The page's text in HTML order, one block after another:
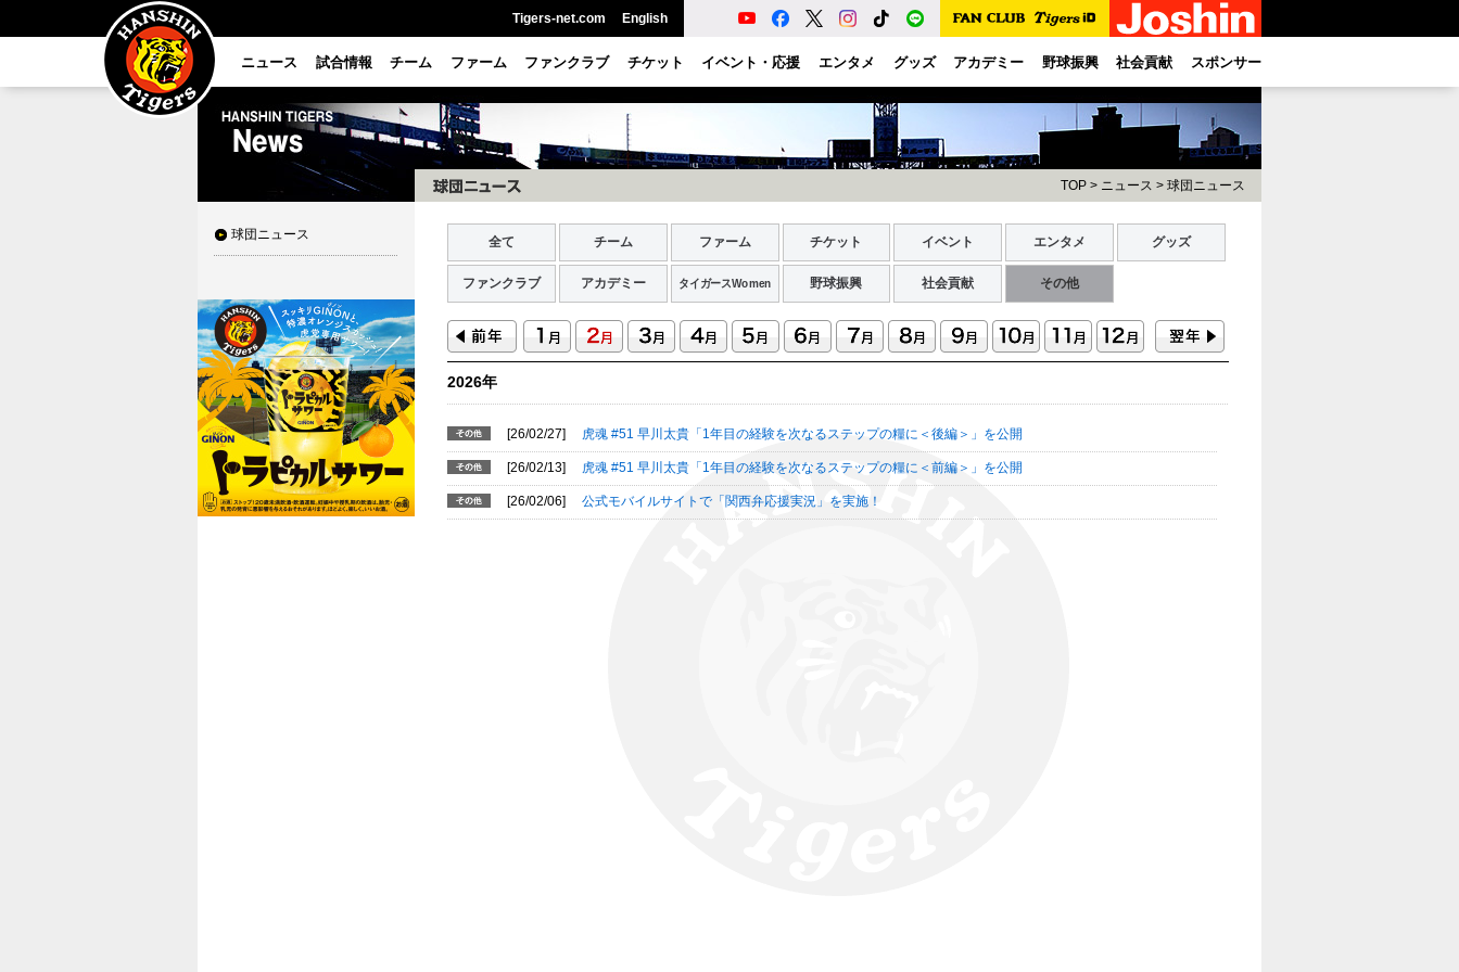
Tigers-net.com English
ニュース 試合情報 チーム ファーム ファンクラブ チケット イベント・応援 エンタメ グッズ アカデミー 野球振興 社会貢献 スポンサー
球団ニュース
TOP > ニュース > 球団ニュース
全て チーム ファーム チケット イベント エンタメ グッズ
ファンクラブ アカデミー タイガースWomen 野球振興 社会貢献 その他
2026年
[26/02/27] 虎魂 #51 早川太貴「1年目の経験を次なるステップの糧に＜後編＞」を公開
[26/02/13] 虎魂 #51 早川太貴「1年目の経験を次なるステップの糧に＜前編＞」を公開
[26/02/06] 公式モバイルサイトで「関西弁応援実況」を実施！